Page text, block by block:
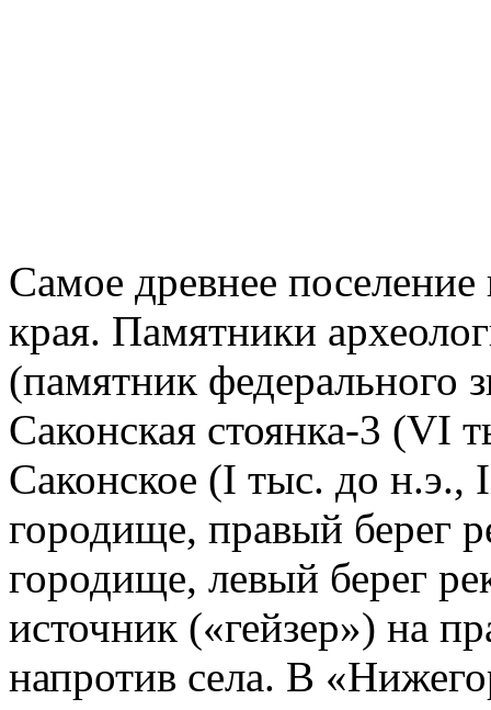
Самое древнее
края. Памятники
(памятник федерального
Саконская стоянка-3 (VI
Саконское (I тыс. до
городище, правый берег
городище, левый берег
источник («гейзер») на
напротив села. В